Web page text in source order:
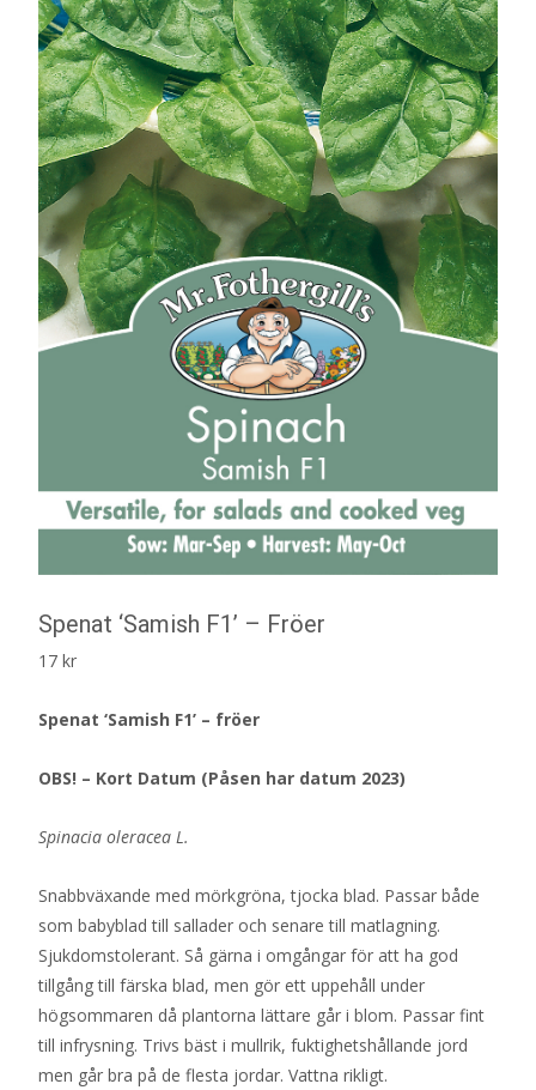
Spenat ‘Samish F1’ – Fröer
17 kr
Spenat ‘Samish F1’ – fröer
OBS! – Kort Datum (Påsen har datum 2023)
Spinacia oleracea L.
Snabbväxande med mörkgröna, tjocka blad. Passar både
som babyblad till sallader och senare till matlagning.
Sjukdomstolerant. Så gärna i omgångar för att ha god
tillgång till färska blad, men gör ett uppehåll under
högsommaren då plantorna lättare går i blom. Passar fint
till infrysning. Trivs bäst i mullrik, fuktighetshållande jord
men går bra på de flesta jordar. Vattna rikligt.